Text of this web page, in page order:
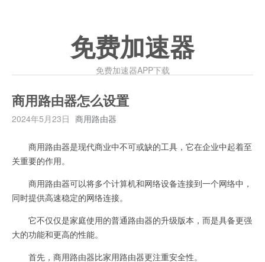
免费加速器
免费加速器APP下载
商用路由器怎么设置
2024年5月23日 商用路由器
商用路由器是现代商业中不可或缺的工具，它在企业中起着至
关重要的作用。
商用路由器可以将多个计算机和网络设备连接到一个网络中，
同时提供高速稳定的网络连接。
它不仅仅是家庭使用的普通路由器的升级版本，而是具备更强
大的功能和更高的性能。
首先，商用路由器比家用路由器更注重安全性。